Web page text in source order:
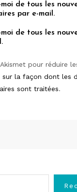
moi de tous les
par e-mail.
moi de tous les
pour réduire
sur la façon dont les
sont traitées.